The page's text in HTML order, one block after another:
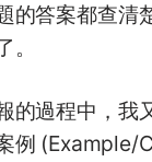
的答案都查清
的過程中，我
例 (Example/